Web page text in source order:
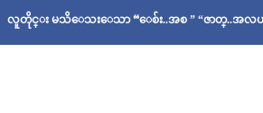
သိေသးေသာ “ေစ်း..အစ ” “ဇာတ္..အလယ္” “ဖာ..